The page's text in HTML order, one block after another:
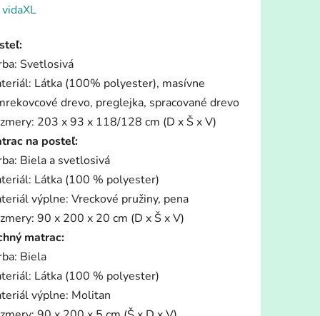
vidaXL
Svetlosivá
Látka (100% polyester), masívne
drevo, preglejka, spracované drevo
203 x 93 x 118/128 cm (D x Š x V)
na posteľ:
Biela a svetlosivá
Látka (100 % polyester)
výplne: Vreckové pružiny, pena
90 x 200 x 20 cm (D x Š x V)
matrac:
Biela
Látka (100 % polyester)
výplne: Molitan